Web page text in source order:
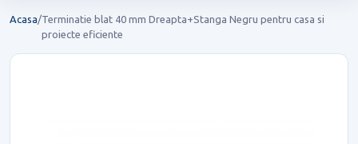
Acasa/Terminatie blat 40 mm Dreapta+Stanga Negru pentru casa si
proiecte eficiente